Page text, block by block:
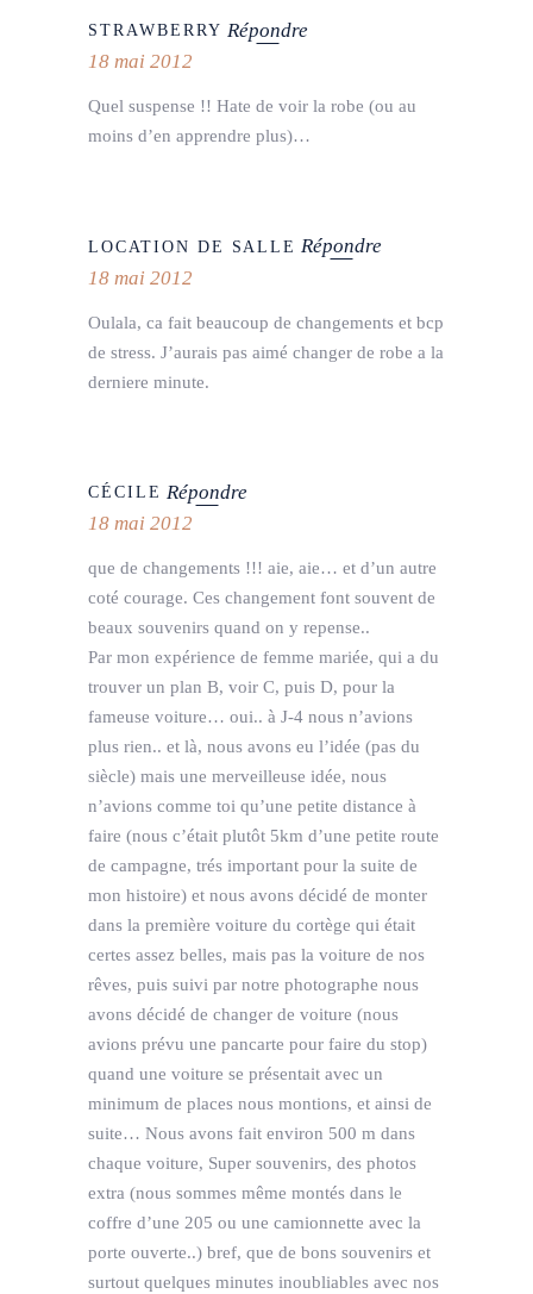
STRAWBERRY Répondre
18 mai 2012
Quel suspense !! Hate de voir la robe (ou au
moins d’en apprendre plus)…
LOCATION DE SALLE Répondre
18 mai 2012
Oulala, ca fait beaucoup de changements et bcp
de stress. J’aurais pas aimé changer de robe a la
derniere minute.
CÉCILE Répondre
18 mai 2012
que de changements !!! aie, aie… et d’un autre
coté courage. Ces changement font souvent de
beaux souvenirs quand on y repense..
Par mon expérience de femme mariée, qui a du
trouver un plan B, voir C, puis D, pour la
fameuse voiture… oui.. à J-4 nous n’avions
plus rien.. et là, nous avons eu l’idée (pas du
siècle) mais une merveilleuse idée, nous
n’avions comme toi qu’une petite distance à
faire (nous c’était plutôt 5km d’une petite route
de campagne, trés important pour la suite de
mon histoire) et nous avons décidé de monter
dans la première voiture du cortège qui était
certes assez belles, mais pas la voiture de nos
rêves, puis suivi par notre photographe nous
avons décidé de changer de voiture (nous
avions prévu une pancarte pour faire du stop)
quand une voiture se présentait avec un
minimum de places nous montions, et ainsi de
suite… Nous avons fait environ 500 m dans
chaque voiture, Super souvenirs, des photos
extra (nous sommes même montés dans le
coffre d’une 205 ou une camionnette avec la
porte ouverte..) bref, que de bons souvenirs et
surtout quelques minutes inoubliables avec nos